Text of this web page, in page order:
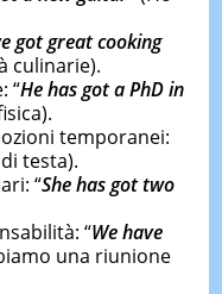
got great cooking
culinarie).
“He has got a PhD in
temporanei:
testa).
“She has got two
“We have
una riunione